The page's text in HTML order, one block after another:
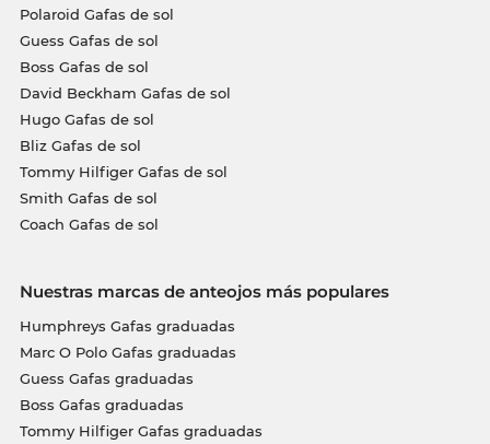
Polaroid Gafas de sol
Guess Gafas de sol
Boss Gafas de sol
David Beckham Gafas de sol
Hugo Gafas de sol
Bliz Gafas de sol
Tommy Hilfiger Gafas de sol
Smith Gafas de sol
Coach Gafas de sol
Nuestras marcas de anteojos más populares
Humphreys Gafas graduadas
Marc O Polo Gafas graduadas
Guess Gafas graduadas
Boss Gafas graduadas
Tommy Hilfiger Gafas graduadas